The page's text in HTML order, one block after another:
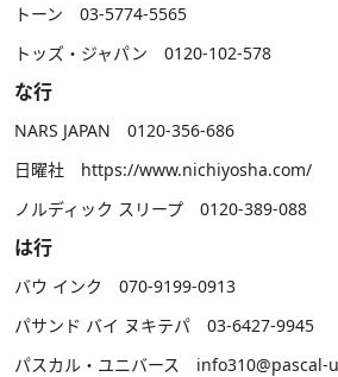
トーン 03-5774-5565
トッズ・ジャパン 0120-102-578
な行
NARS JAPAN 0120-356-686
日曜社 https://www.nichiyosha.com/
ノルディック スリープ 0120-389-088
は行
バウ インク 070-9199-0913
パサンド バイ ヌキテパ 03-6427-9945
パスカル・ユニバース info310@pascal-